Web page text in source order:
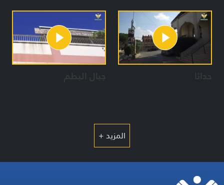
حداثا جبال البطم
المزيد +